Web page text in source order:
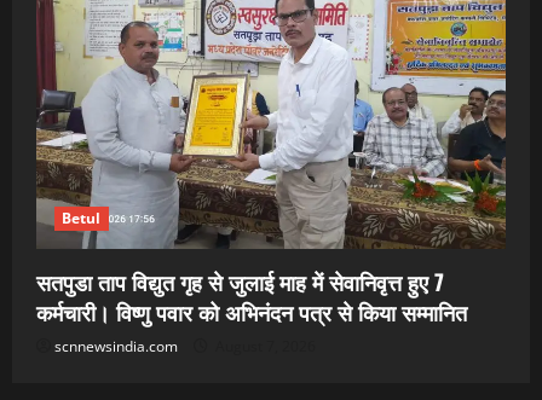
Betul
सतपुडा ताप विद्युत गृह से जुलाई माह में सेवानिवृत्त हुए 7
कर्मचारी। विष्णु पवार को अभिनंदन पत्र से किया सम्मानित
scnnewsindia.com